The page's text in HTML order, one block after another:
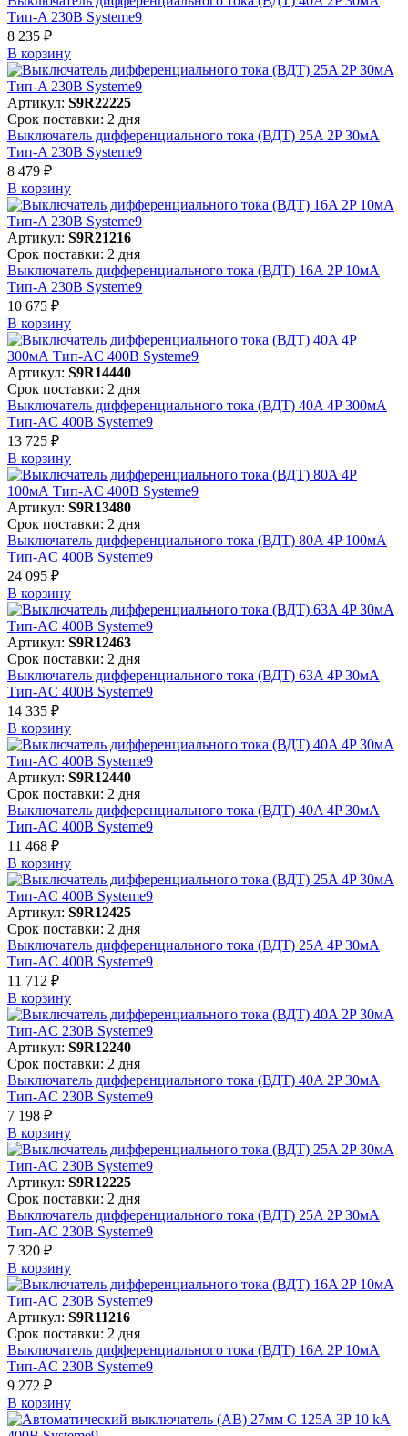
Тип-A 230В Systeme9
8 235 ₽
В корзинy
Артикул: S9R22225
Срок поставки: 2 дня
Выключатель дифференциального тока (ВДТ) 25A 2P 30мА
Тип-A 230В Systeme9
8 479 ₽
В корзинy
Артикул: S9R21216
Срок поставки: 2 дня
Выключатель дифференциального тока (ВДТ) 16A 2P 10мА
Тип-A 230В Systeme9
10 675 ₽
В корзинy
Артикул: S9R14440
Срок поставки: 2 дня
Выключатель дифференциального тока (ВДТ) 40A 4P 300мА
Тип-AC 400В Systeme9
13 725 ₽
В корзинy
Артикул: S9R13480
Срок поставки: 2 дня
Выключатель дифференциального тока (ВДТ) 80A 4P 100мА
Тип-AC 400В Systeme9
24 095 ₽
В корзинy
Артикул: S9R12463
Срок поставки: 2 дня
Выключатель дифференциального тока (ВДТ) 63A 4P 30мА
Тип-AC 400В Systeme9
14 335 ₽
В корзинy
Артикул: S9R12440
Срок поставки: 2 дня
Выключатель дифференциального тока (ВДТ) 40A 4P 30мА
Тип-AC 400В Systeme9
11 468 ₽
В корзинy
Артикул: S9R12425
Срок поставки: 2 дня
Выключатель дифференциального тока (ВДТ) 25A 4P 30мА
Тип-AC 400В Systeme9
11 712 ₽
В корзинy
Артикул: S9R12240
Срок поставки: 2 дня
Выключатель дифференциального тока (ВДТ) 40A 2P 30мА
Тип-AC 230В Systeme9
7 198 ₽
В корзинy
Артикул: S9R12225
Срок поставки: 2 дня
Выключатель дифференциального тока (ВДТ) 25A 2P 30мА
Тип-AC 230В Systeme9
7 320 ₽
В корзинy
Артикул: S9R11216
Срок поставки: 2 дня
Выключатель дифференциального тока (ВДТ) 16A 2P 10мА
Тип-AC 230В Systeme9
9 272 ₽
В корзинy